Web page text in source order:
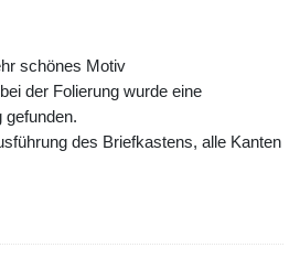
schönes Motiv
der Folierung wurde eine
gefunden.
des Briefkastens, alle Kanten